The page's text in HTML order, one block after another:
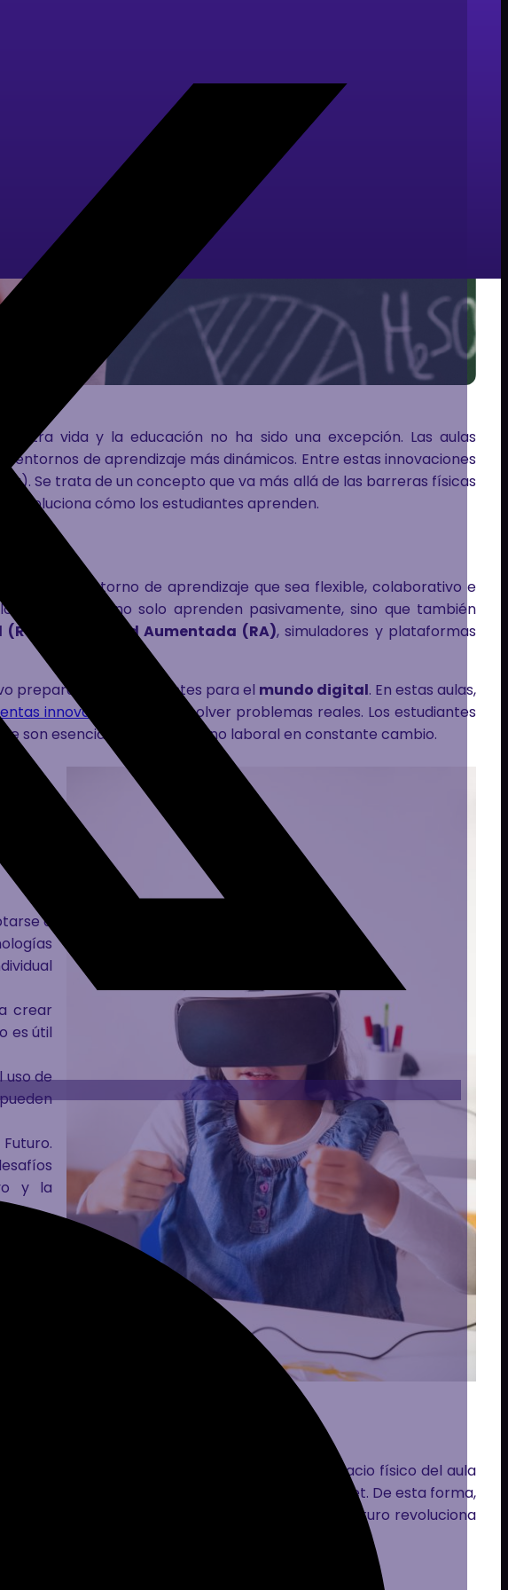
vida y la educación no ha sido una excepción. Las aulas
de aprendizaje más dinámicos. Entre estas innovaciones
Se trata de un concepto que va más allá de las barreras físicas
revoluciona cómo los estudiantes aprenden.
crear un entorno de aprendizaje que sea flexible, colaborativo e
estudiantes no solo aprenden pasivamente, sino que también
Realidad Aumentada (RA), simuladores y plataformas
preparar a los estudiantes para el mundo digital. En estas aulas,
innovadoras
para resolver problemas reales. Los estudiantes
que son esenciales en un entorno laboral en constante cambio.
de
alta
no
a
crear
es útil
uso de
y la
en el
el
están
física
que replica el espacio físico del aula
desde cualquier lugar con conexión a internet. De esta forma,
El Aula del Futuro revoluciona